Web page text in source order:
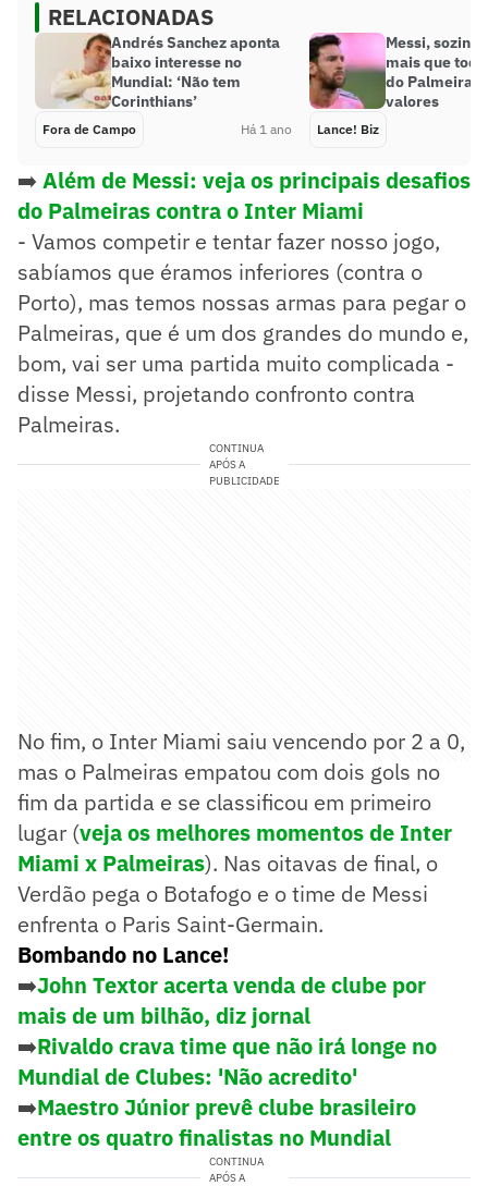
RELACIONADAS
Andrés Sanchez aponta
baixo interesse no
Mundial: ‘Não tem
Corinthians’
Fora de Campo Há 1 ano
Messi,
mais que
do
valores
Lance! Biz
➡️ Além de Messi: veja os principais desafios
do Palmeiras contra o Inter Miami
- Vamos competir e tentar fazer nosso jogo,
sabíamos que éramos inferiores (contra o
Porto), mas temos nossas armas para pegar o
Palmeiras, que é um dos grandes do mundo e,
bom, vai ser uma partida muito complicada -
disse Messi, projetando confronto contra
Palmeiras.
CONTINUA
APÓS A
PUBLICIDADE
No fim, o Inter Miami saiu vencendo por 2 a 0,
mas o Palmeiras empatou com dois gols no
fim da partida e se classificou em primeiro
lugar (veja os melhores momentos de Inter
Miami x Palmeiras). Nas oitavas de final, o
Verdão pega o Botafogo e o time de Messi
enfrenta o Paris Saint-Germain.
Bombando no Lance!
➡️John Textor acerta venda de clube por
mais de um bilhão, diz jornal
➡️Rivaldo crava time que não irá longe no
Mundial de Clubes: 'Não acredito'
➡️Maestro Júnior prevê clube brasileiro
entre os quatro finalistas no Mundial
CONTINUA
APÓS A